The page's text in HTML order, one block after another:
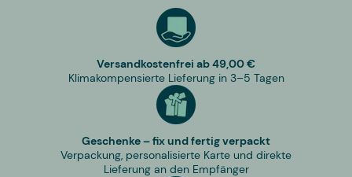
Versandkostenfrei ab 49,00 €
Klimakompensierte Lieferung in 3–5 Tagen
Geschenke – fix und fertig verpackt
Verpackung, personalisierte Karte und direkte
Lieferung an den Empfänger